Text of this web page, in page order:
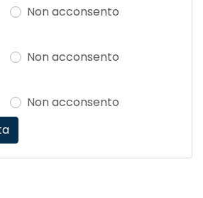
Non acconsento
Non acconsento
Non acconsento